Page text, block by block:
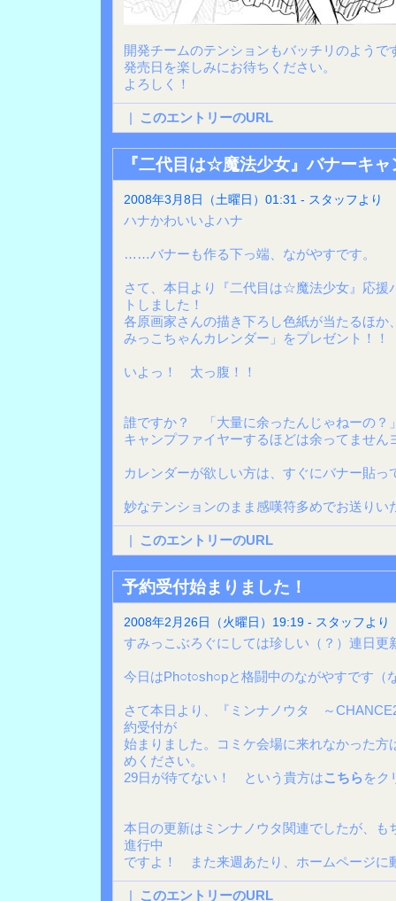
開発チームのテンションもバッチリのようで
発売日を楽しみにお待ちください。
よろしく！
| このエントリーのURL
『二代目は☆魔法少女』バナーキ
2008年3月8日（土曜日）01:31 - スタッフより
ハナかわいいよハナ
……バナーも作る下っ端、ながやすです。
さて、本日より『二代目は☆魔法少女』応援
トしました！
各原画家さんの描き下ろし色紙が当たるほか
みっこちゃんカレンダー」をプレゼント！！
いよっ！ 太っ腹！！
誰ですか？ 「大量に余ったんじゃねーの？
キャンプファイヤーするほどは余ってません
カレンダーが欲しい方は、すぐにバナー貼っ
妙なテンションのまま感嘆符多めでお送りい
| このエントリーのURL
予約受付始まりました！
2008年2月26日（火曜日）19:19 - スタッフより
すみっこぶろぐにしては珍しい（？）連日更
今日はPh○t○sh○pと格闘中のながやすです（
さて本日より、『ミンナノウタ ～
約受付が
始まりました。コミケ会場に来れなかった方
めください。
29日が待てない！ という貴方はこちらをク
本日の更新はミンナノウタ関連でしたが、も
進行中
ですよ！ また来週あたり、ホームページに
| このエントリーのURL